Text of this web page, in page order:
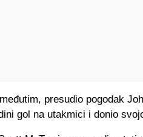
presudio pogodak
gol na utakmici i donio